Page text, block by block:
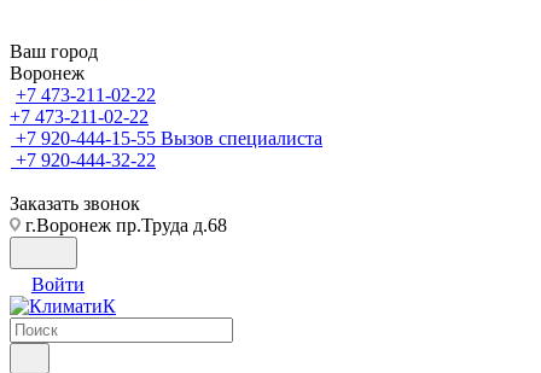
Ваш город
Воронеж
+7 473-211-02-22
+7 473-211-02-22
+7 920-444-15-55 Вызов специалиста
+7 920-444-32-22
Заказать звонок
г.Воронеж пр.Труда д.68
Войти